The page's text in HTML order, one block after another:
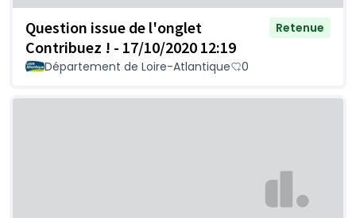
Question issue de l'onglet
Contribuez ! - 17/10/2020 12:19
Retenue
Département de Loire-Atlantique 0